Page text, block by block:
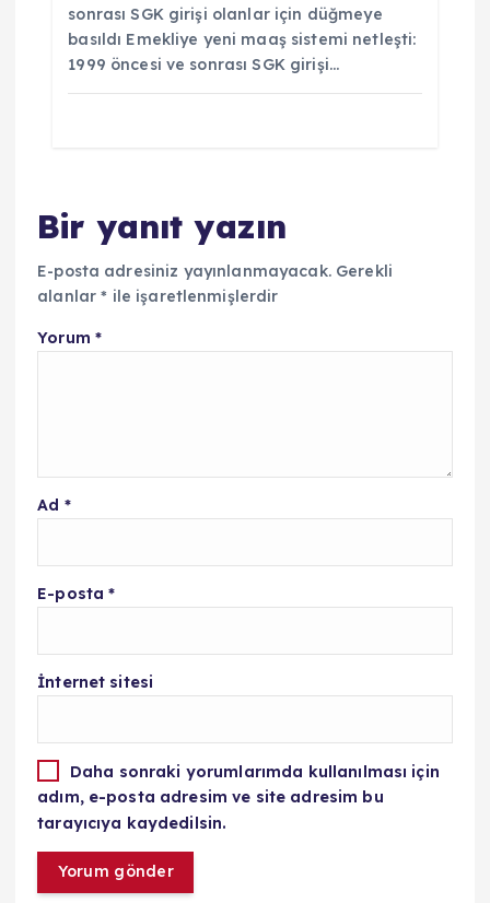
sonrası SGK girişi olanlar için düğmeye
basıldı Emekliye yeni maaş sistemi netleşti:
1999 öncesi ve sonrası SGK girişi…
Bir yanıt yazın
E-posta adresiniz yayınlanmayacak. Gerekli
alanlar* ile işaretlenmişlerdir
Yorum *
Ad *
E-posta*
İnternet sitesi
Daha sonraki yorumlarımda kullanılması için
adım, e-posta adresim ve site adresim bu
tarayıcıya kaydedilsin.